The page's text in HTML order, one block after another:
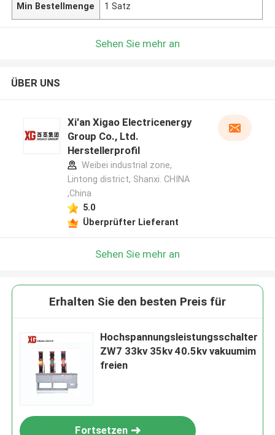
Min Bestellmenge 1 Satz
Sehen Sie mehr an
ÜBER UNS
Xi'an Xigao Electricenergy
Group Co., Ltd.
Herstellerprofil
Weibei industrial zone,
Lintong district, Shanxi. CHINA
,China
5.0
Überprüfter Lieferant
Sehen Sie mehr an
Erhalten Sie den besten Preis für
Hochspannungsleistungsschalter
ZW7 33kv 35kv 40.5kv vakuumim
freien
Fortsetzen